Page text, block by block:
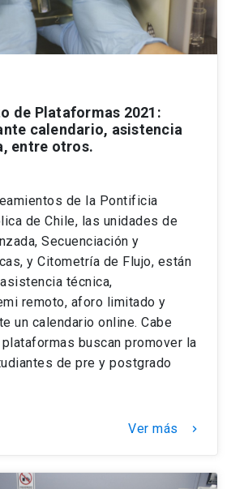
de Plataformas 2021:
calendario, asistencia
entre otros.
de la Pontificia
de Chile, las unidades de
Secuenciación y
y Citometría de Flujo, están
técnica,
remoto, aforo limitado y
un calendario online. Cabe
buscan promover la
de pre y postgrado
Ver más keyboard_arrow_right